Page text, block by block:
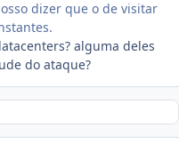
dizer que o de visitar
alguma deles
do ataque?